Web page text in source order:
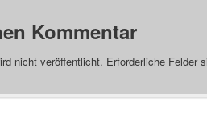
Kommentar
nicht veröffentlicht. Erforderliche Felder